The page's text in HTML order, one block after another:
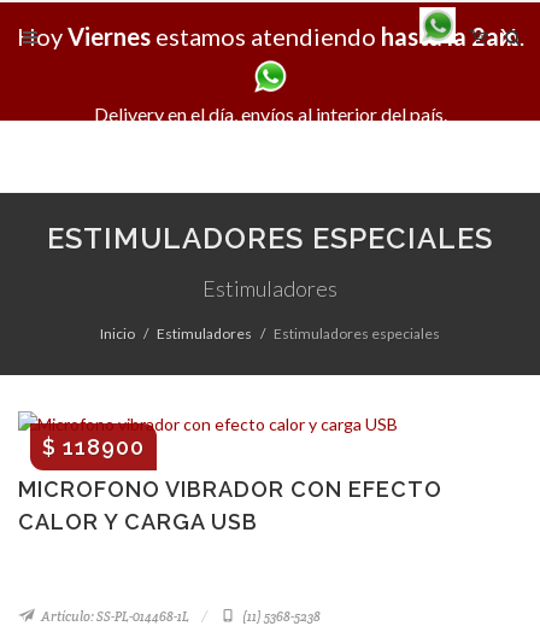
X
HoyViernesestamos atendiendo hasta la 2am.
Delivery en el día, envíos al interior del país.
ESTIMULADORES ESPECIALES
Estimuladores
Inicio Estimuladores Estimuladores especiales
MICROFONO VIBRADOR CON EFECTO
CALOR Y CARGA USB
$ 118900
Artículo: SS-PL-014468-1L (11) 5368-5238